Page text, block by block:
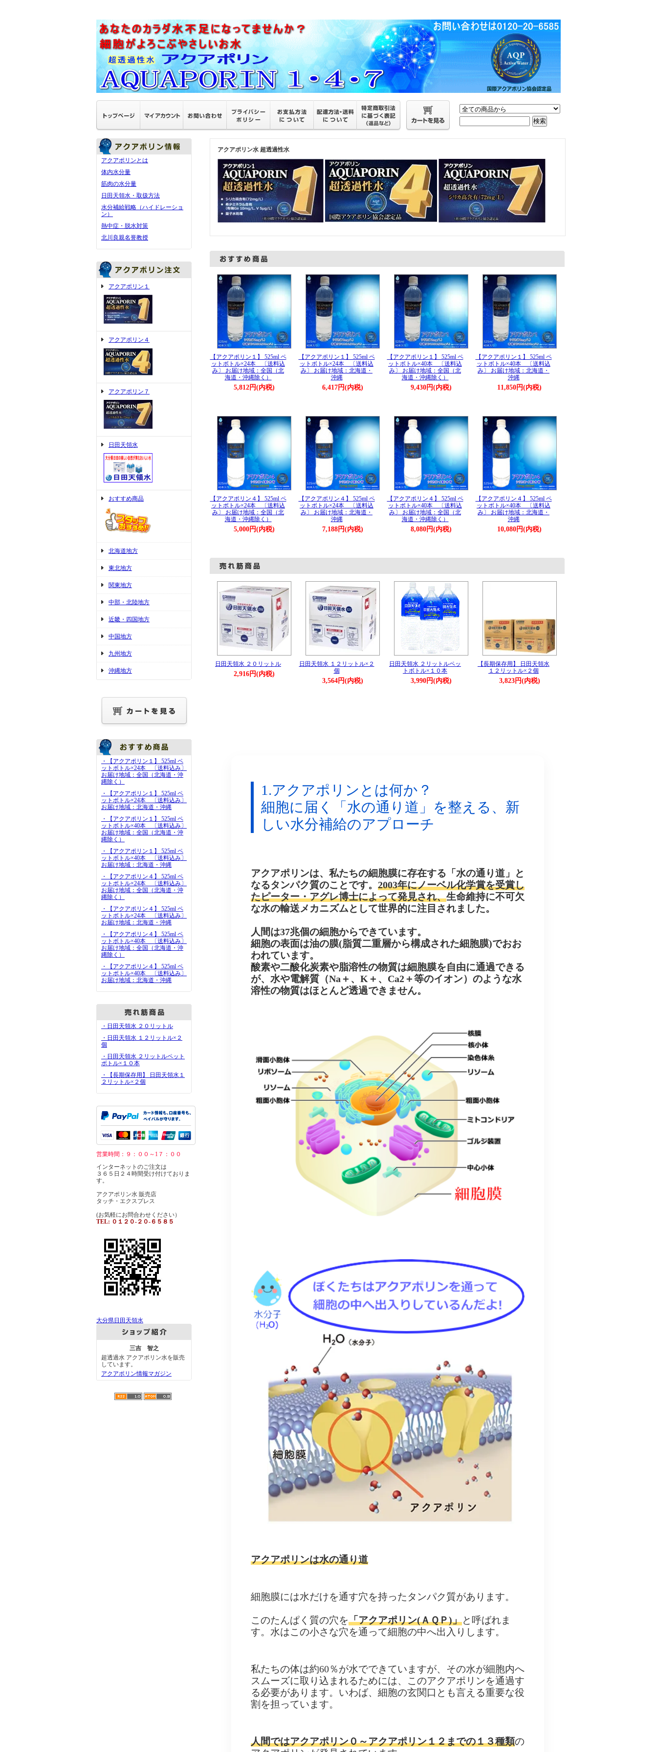
アクアポリンとは
体内水分量
筋肉の水分量
日田天領水・取扱方法
水分補給戦略（ハイドレーショ
ン）
熱中症・脱水対策
北川良親名誉教授
アクアポリン１
アクアポリン４
アクアポリン７
日田天領水
おすすめ商品
北海道地方
東北地方
関東地方
中部・北陸地方
近畿・四国地方
中国地方
九州地方
沖縄地方
・【アクアポリン１】 525ml ペ
ットボトル×24本 〔送料込み〕
お届け地域：全国（北海道・沖
縄除く）
・【アクアポリン１】 525ml ペ
ットボトル×24本 〔送料込み〕
お届け地域：北海道・沖縄
・【アクアポリン１】 525ml ペ
ットボトル×40本 〔送料込み〕
お届け地域：全国（北海道・沖
縄除く）
・【アクアポリン１】 525ml ペ
ットボトル×40本 〔送料込み〕
お届け地域：北海道・沖縄
・【アクアポリン４】 525ml ペ
ットボトル×24本 〔送料込み〕
お届け地域：全国（北海道・沖
縄除く）
・【アクアポリン４】 525ml ペ
ットボトル×24本 〔送料込み〕
お届け地域：北海道・沖縄
・【アクアポリン４】 525ml ペ
ットボトル×40本 〔送料込み〕
お届け地域：全国（北海道・沖
縄除く）
・【アクアポリン４】 525ml ペ
ットボトル×40本 〔送料込み〕
お届け地域：北海道・沖縄
・日田天領水 ２０リットル
・日田天領水 １２リットル×２
個
・日田天領水 ２リットルペット
ボトル×１０本
・【長期保存用】 日田天領水１
２リットル×２個
営業時間：９：００～1７：００
インターネットのご注文は
３６５日２４時間受け付けておりま
す。
アクアポリン水 販売店
タッチ・エクスプレス
(お気軽にお問合わせください）
TEL: ０１２０-２０-６５８５
大分県日田天領水
三吉 智之
超透過水 アクアポリン水を販売
しています。
アクアポリン情報マガジン
アクアポリン水 超透過性水
【アクアポリン１】 525ml ペ
ットボトル×24本 〔送料込
み〕 お届け地域：全国（北
海道・沖縄除く）
5,812円(内税)
【アクアポリン１】 525ml ペ
ットボトル×24本 〔送料込
み〕 お届け地域：北海道・
沖縄
6,417円(内税)
【アクアポリン１】 525ml ペ
ットボトル×40本 〔送料込
み〕 お届け地域：全国（北
海道・沖縄除く）
9,430円(内税)
【アクアポリン１】 525ml ペ
ットボトル×40本 〔送料込
み〕 お届け地域：北海道・
沖縄
11,850円(内税)
【アクアポリン４】 525ml ペ
ットボトル×24本 〔送料込
み〕 お届け地域：全国（北
海道・沖縄除く）
5,000円(内税)
【アクアポリン４】 525ml ペ
ットボトル×24本 〔送料込
み〕 お届け地域：北海道・
沖縄
7,188円(内税)
【アクアポリン４】 525ml ペ
ットボトル×40本 〔送料込
み〕 お届け地域：全国（北
海道・沖縄除く）
8,080円(内税)
【アクアポリン４】 525ml ペ
ットボトル×40本 〔送料込
み〕 お届け地域：北海道・
沖縄
10,080円(内税)
日田天領水 ２０リットル
2,916円(内税)
日田天領水 １２リットル×２
個
3,564円(内税)
日田天領水 ２リットルペッ
トボトル×１０本
3,990円(内税)
【長期保存用】 日田天領水
１２リットル×２個
3,823円(内税)
1.アクアポリンとは何か？
細胞に届く「水の通り道」を整える、新
しい水分補給のアプローチ
アクアポリンは、私たちの細胞膜に存在する「水の通り道」と
なるタンパク質のことです。 2003年にノーベル化学賞を受賞し
たピーター・アグレ博士によって発見され、生命維持に不可欠
な水の輸送メカニズムとして世界的に注目されました。
人間は37兆個の細胞からできています。
細胞の表面は油の膜(脂質二重層から構成された細胞膜)でおお
われています。
酸素や二酸化炭素や脂溶性の物質は細胞膜を自由に通過できる
が、水や電解質（Na＋、K＋、Ca2＋等のイオン）のような水
溶性の物質はほとんど透過できません。
アクアポリンは水の通り道
細胞膜には水だけを通す穴を持ったタンパク質があります。
このたんぱく質の穴を「アクアポリン(ＡＱＰ)」と呼ばれま
す。水はこの小さな穴を通って細胞の中へ出入りします。
私たちの体は約60％が水でできていますが、その水が細胞内へ
スムーズに取り込まれるためには、このアクアポリンを通過す
る必要があります。いわば、細胞の玄関口とも言える重要な役
割を担っています。
人間ではアクアポリン０～アクアポリン１２までの１３種類の